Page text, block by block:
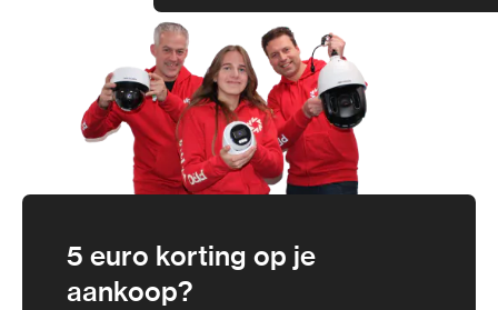
5 euro korting op je
aankoop?